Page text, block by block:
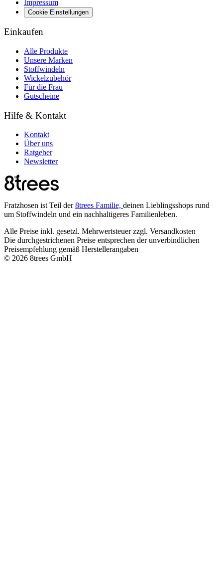
Impressum
Cookie Einstellungen
Einkaufen
Alle Produkte
Unsere Marken
Stoffwindeln
Wickelzubehör
Für die Frau
Gutscheine
Hilfe & Kontakt
Kontakt
Über uns
Ratgeber
Newsletter
Fratzhosen ist Teil der8trees Familie, deinen Lieblingsshops rund
um Stoffwindeln und ein nachhaltigeres Familienleben.
Alle Preise inkl. gesetzl. Mehrwertsteuer zzgl. Versandkosten
Die durchgestrichenen Preise entsprechen der unverbindlichen
Preisempfehlung gemäß Herstellerangaben
© 2026 8trees GmbH